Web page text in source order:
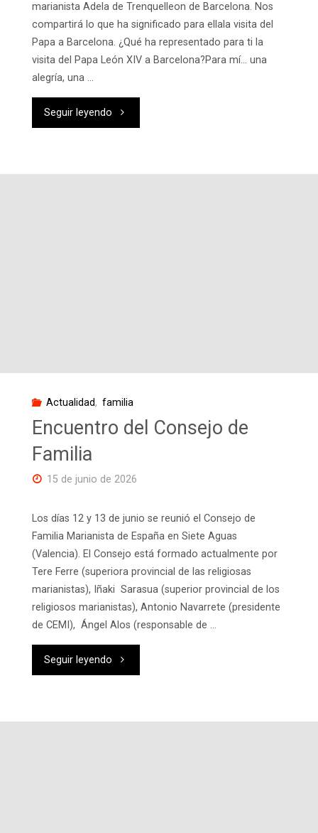
marianista Adela de Trenquelleon de Barcelona. Nos
compartirá lo que ha significado para ellala visita del
Papa a Barcelona. ¿Qué ha representado para ti la
visita del Papa León XIV a Barcelona?Para mí… una
alegría, una …
Seguir leyendo "El
en
todos
acercarnos
a
Dios
y
a
los
(Elena
Actualidad, familia
Encuentro del Consejo de
Familia
15 de junio de 2026
Los días 12 y 13 de junio se reunió el Consejo de
Familia Marianista de España en Siete Aguas
(Valencia). El Consejo está formado actualmente por
Tere Ferre (superiora provincial de las religiosas
marianistas), Iñaki Sarasua (superior provincial de los
religiosos marianistas), Antonio Navarrete (presidente
de CEMI), Ángel Alos (responsable de …
Seguir leyendo "Encuentro
Consejo